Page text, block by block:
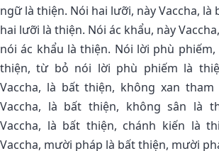
ngữ là thiện. Nói hai lưỡi, này Vaccha,
hai lưỡi là thiện. Nói ác khẩu, này
nói ác khẩu là thiện. Nói lời phù phiếm,
thiện, từ bỏ nói lời phù phiếm là
Vaccha, là bất thiện, không xan tham
Vaccha, là bất thiện, không sân là
Vaccha, là bất thiện, chánh kiến là
Vaccha, mười pháp là bất thiện, mười